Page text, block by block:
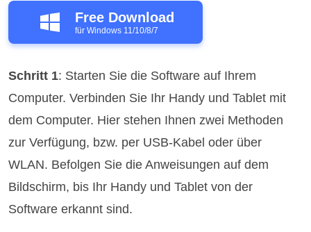
Free Download
für Windows 11/10/8/7
Schritt 1: Starten Sie die Software auf Ihrem
Computer. Verbinden Sie Ihr Handy und Tablet mit
dem Computer. Hier stehen Ihnen zwei Methoden
zur Verfügung, bzw. per USB-Kabel oder über
WLAN. Befolgen Sie die Anweisungen auf dem
Bildschirm, bis Ihr Handy und Tablet von der
Software erkannt sind.